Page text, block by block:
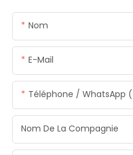
Nom
E-Mail
Téléphone / WhatsApp
Nom De La Compagnie